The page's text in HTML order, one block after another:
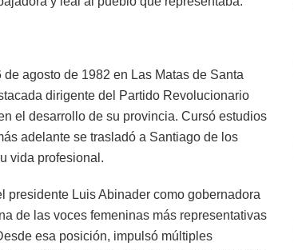
agosto de 1982 en Las Matas de Santa
dirigente del Partido Revolucionario
el desarrollo de su provincia. Cursó estudios
adelante se trasladó a Santiago de los
vida profesional.
presidente Luis Abinader como gobernadora
de las voces femeninas más representativas
esa posición, impulsó múltiples